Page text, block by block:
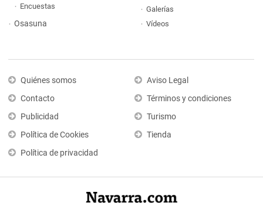
Encuestas
Osasuna
Galerías
Vídeos
Quiénes somos
Contacto
Publicidad
Política de Cookies
Política de privacidad
Aviso Legal
Términos y condiciones
Turismo
Tienda